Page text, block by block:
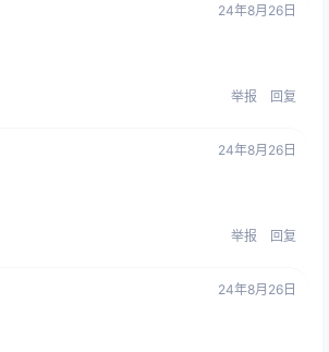
24年8月26日
举报 回复
24年8月26日
举报 回复
24年8月26日